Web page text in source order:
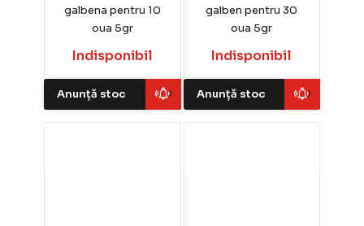
galbena pentru 10
oua 5gr
Indisponibil
Anunță stoc
galben pentru 30
oua 5gr
Indisponibil
Anunță stoc